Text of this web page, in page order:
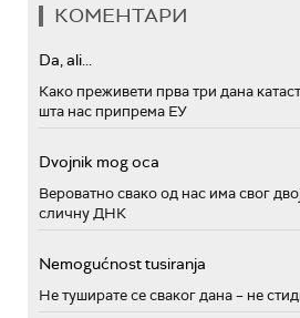
КОМЕНТАРИ
Da, ali...
Како преживети прва три дана
шта нас припрема ЕУ
Dvojnik mog oca
Вероватно свако од нас има свог
сличну ДНК
Nemogućnost tusiranja
Не туширате се сваког дана – не